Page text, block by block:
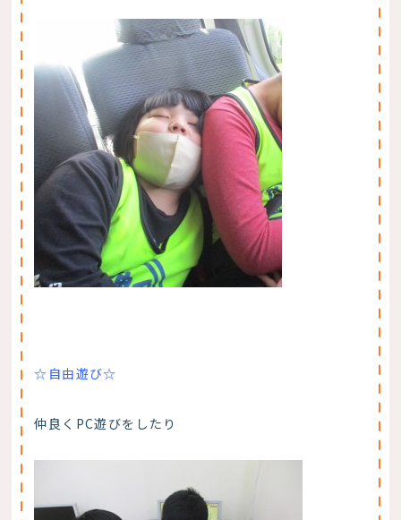
☆自由遊び☆
仲良くPC遊びをしたり